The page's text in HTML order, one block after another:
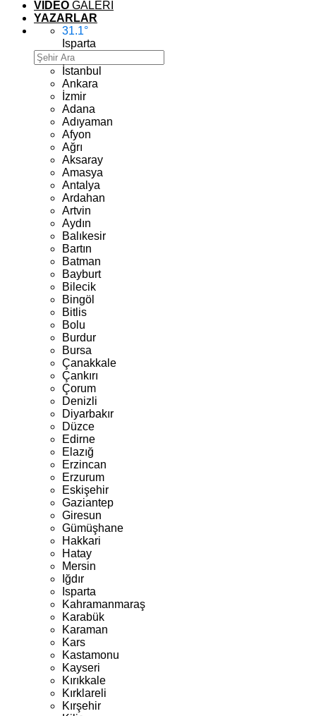
VİDEO GALERİ
YAZARLAR
31.1°
Isparta
İstanbul
Ankara
İzmir
Adana
Adıyaman
Afyon
Ağrı
Aksaray
Amasya
Antalya
Ardahan
Artvin
Aydın
Balıkesir
Bartın
Batman
Bayburt
Bilecik
Bingöl
Bitlis
Bolu
Burdur
Bursa
Çanakkale
Çankırı
Çorum
Denizli
Diyarbakır
Düzce
Edirne
Elazığ
Erzincan
Erzurum
Eskişehir
Gaziantep
Giresun
Gümüşhane
Hakkari
Hatay
Mersin
Iğdır
Isparta
Kahramanmaraş
Karabük
Karaman
Kars
Kastamonu
Kayseri
Kırıkkale
Kırklareli
Kırşehir